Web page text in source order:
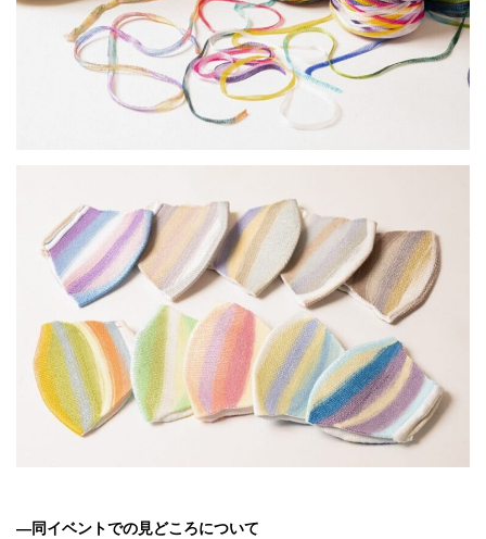
―同イベントでの見どころについて